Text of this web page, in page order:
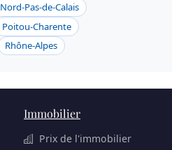
Nord-Pas-de-Calais
Poitou-Charente
Rhône-Alpes
Immobilier
Prix de l'immobilier